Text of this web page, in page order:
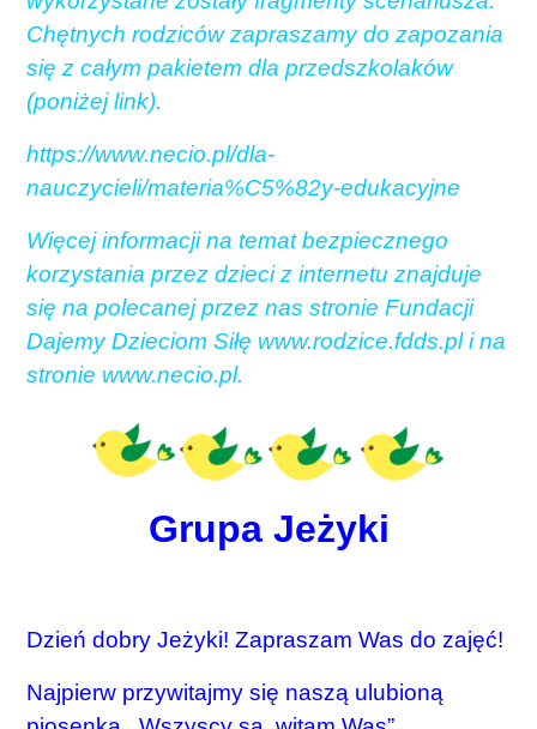
Chętnych rodziców zapraszamy do zapozania
się z całym pakietem dla przedszkolaków
(poniżej link).
https://www.necio.pl/dla-
nauczycieli/materia%C5%82y-edukacyjne
Więcej informacji na temat bezpiecznego
korzystania przez dzieci z internetu znajduje
się na polecanej przez nas stronie Fundacji
Dajemy Dzieciom Siłę www.rodzice.fdds.pl i na
stronie www.necio.pl.
Grupa Jeżyki
Dzień dobry Jeżyki! Zapraszam Was do zajęć!
Najpierw przywitajmy się naszą ulubioną